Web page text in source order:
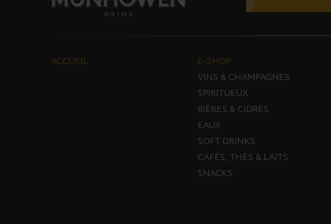
ACCUEIL
E-SHOP
VINS & CHAMPAGNES
SPIRITUEUX
BIÈRES & CIDRES
EAUX
SOFT DRINKS
CAFÉS, THÉS & LAITS
SNACKS